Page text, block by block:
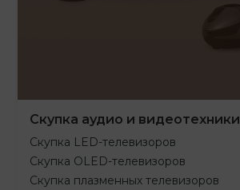
Скупка аудио и видеотехники
Скупка LED-телевизоров
Скупка OLED-телевизоров
Скупка плазменных телевизоров